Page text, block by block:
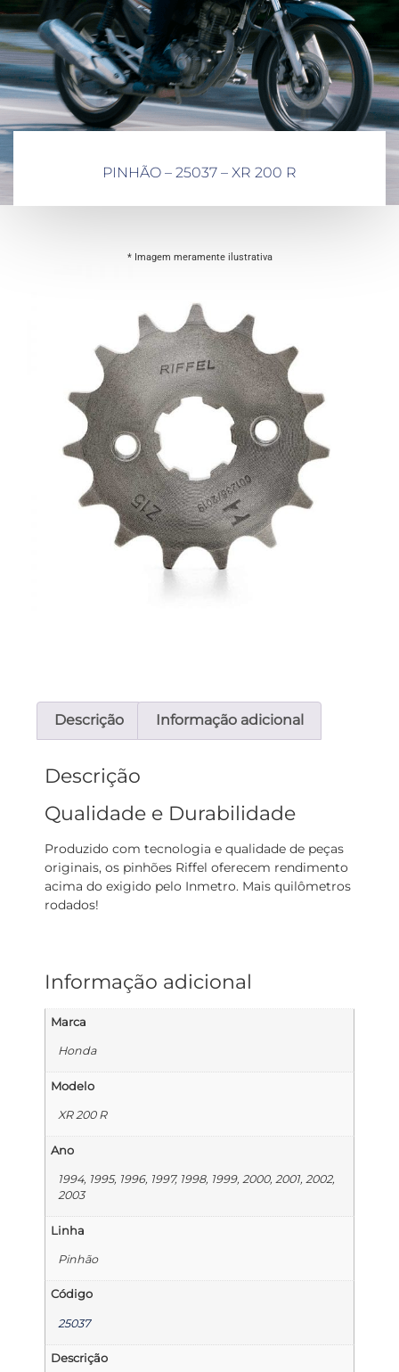
PINHÃO – 25037 – XR 200 R
Descrição Informação adicional
Descrição
Qualidade e Durabilidade
Produzido com tecnologia e qualidade de peças
originais, os pinhões Riffel oferecem rendimento
acima do exigido pelo Inmetro. Mais quilômetros
rodados!
Informação adicional
Marca
Honda
Modelo
XR 200 R
Ano
1994, 1995, 1996, 1997, 1998, 1999, 2000, 2001, 2002,
2003
Linha
Pinhão
Código
25037
Descrição
* Imagem meramente ilustrativa